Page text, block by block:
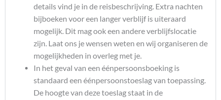
details vind je in de reisbeschrijving. Extra nachten
bijboeken voor een langer verblijf is uiteraard
mogelijk. Dit mag ook een andere verblijfslocatie
zijn. Laat ons je wensen weten en wij organiseren de
mogelijkheden in overleg met je.
In het geval van een éénpersoonsboeking is
standaard een éénpersoonstoeslag van toepassing.
De hoogte van deze toeslag staat in de